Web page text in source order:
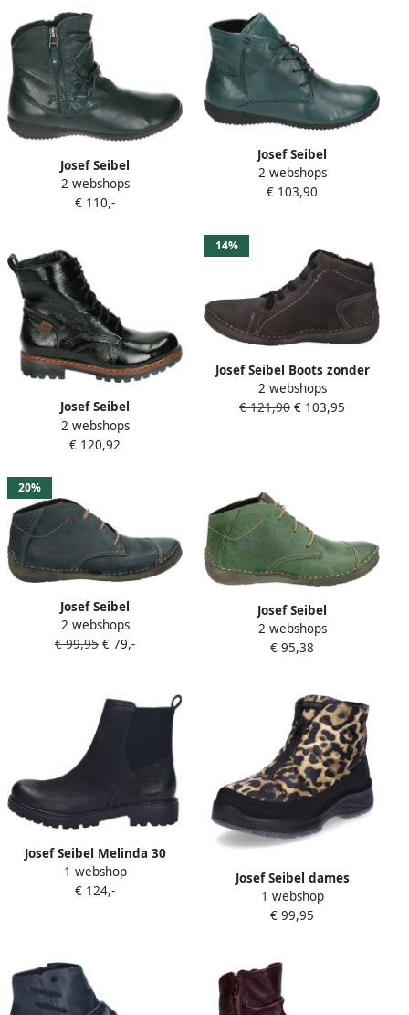
Josef Seibel
NALY~24~~~~~~~~~~~~~~~~~~~~~~~
SnowbootsGevoerde
2 webshops
€ 110,-
Josef Seibel
Hoge
veterschoenenDames
sneakersHalf-hoge
schoenen Groen
2 webshops
€ 103,90
Josef Seibel
MARTA~02~~~~~~~~~~~~~~~~~~~~~~
Hoge
veterschoenenDames
sneakersHalf-hoge
schoenen Zwart
2 webshops
€ 120,92
14%
Josef Seibel Boots zonder
sluiting FERGEY 86 met
uitneembaar voetbed
2 webshops
€ 121,90 € 103,95
20%
Josef Seibel
FERGEY~18~~~~~~~~~~~~~~~~~~~~~
Hoge
sneakersHalf-hoge
schoenen Blauw
2 webshops
€ 99,95 € 79,-
Josef Seibel
Hoge
sneakersHalf-hoge
schoenen Groen
2 webshops
€ 95,38
Josef Seibel Melinda 30
Stiefelette für Damen
Schwarz
1 webshop
€ 124,-
Josef Seibel dames
enkellaars Colorado 55 Leo
1 webshop
€ 99,95